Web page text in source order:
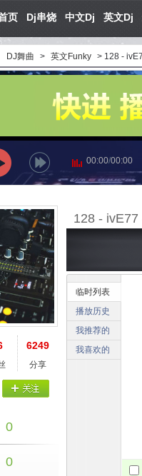
页 Dj串烧 中文Dj 英文Dj
DJ舞曲 > 英文Funky > 128 -
00:00/00:00
128 -
临时列表
播放历史
我推荐的
我喜欢的
6249
分享
0
0